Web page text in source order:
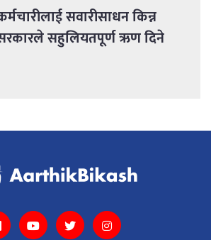
सवारीसाधन किन्न
सहुलियतपूर्ण ऋण दिने